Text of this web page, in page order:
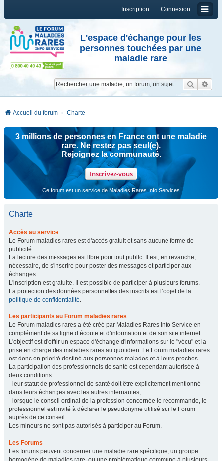
Connexion
Inscription
L'espace d'échange pour les
personnes touchées par une
maladie rare
Accueil du forum Charte
3 millions de personnes en France ont une maladie
rare. Ne restez pas seul(e).
Rejoignez la communauté.
Inscrivez-vous
Ce forum est un service de Maladies Rares Info Services
Charte
Accès au service
Le Forum maladies rares est d'accès gratuit et sans aucune forme de
publicité.
La lecture des messages est libre pour tout public. Il est, en revanche,
nécessaire, de s'inscrire pour poster des messages et participer aux
échanges.
L'inscription est gratuite. Il est possible de participer à plusieurs forums.
La protection des données personnelles des inscrits est l’objet de la
politique de confidentialité.
Les participants au Forum maladies rares
Le Forum maladies rares a été créé par Maladies Rares Info Service en
complément de sa ligne d’écoute et d’information et de son site internet.
L'objectif est d'offrir un espace d'échange d'informations sur le "vécu" et la
prise en charge des maladies rares au quotidien. Le Forum maladies rares
est donc en priorité destiné aux personnes malades et à leurs proches.
La participation des professionnels de santé est cependant autorisée à
deux conditions :
- leur statut de professionnel de santé doit être explicitement mentionné
dans leurs échanges avec les autres internautes,
- lorsque le conseil ordinal de la profession concernée le recommande, le
professionnel est invité à déclarer le pseudonyme utilisé sur le Forum
auprès de ce conseil.
Les mineurs ne sont pas autorisés à participer au Forum.
Les Forums
Les forums peuvent concerner une maladie rare spécifique, un groupe
homogène de maladies rare, ou une problématique commune à plusieurs